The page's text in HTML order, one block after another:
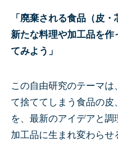
「廃棄される食品（皮
新たな料理や加工品を作
てみよう」
この自由研究のテーマは
て捨ててしまう食品の皮
を、最新のアイデアと
加工品に生まれ変わらせ